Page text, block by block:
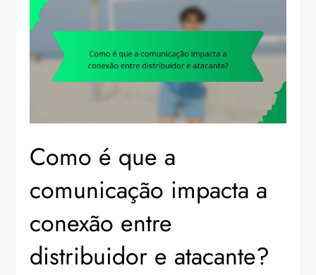
Como é que a
comunicação impacta a
conexão entre
distribuidor e atacante?